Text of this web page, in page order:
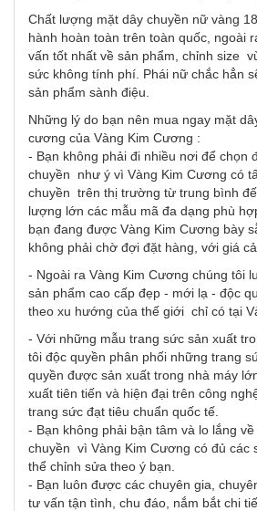
Chất lượng mặt dây chuyền nữ vàng
hành hoàn toàn trên toàn quốc, ngoài
vấn tốt nhất về sản phẩm, chỉnh size
sức không tính phí. Phái nữ chắc hẳn
sản phẩm sành điệu.
Những lý do bạn nên mua ngay mặt
cương của Vàng Kim Cương :
- Bạn không phải đi nhiều nơi để chọn
chuyền như ý vì Vàng Kim Cương có
chuyền trên thị trường từ trung bình
lượng lớn các mẫu mã đa dạng phù
bạn đang được Vàng Kim Cương bày
không phải chờ đợi đặt hàng, với giá
- Ngoài ra Vàng Kim Cương chúng tôi
sản phẩm cao cấp đẹp - mới lạ - độc
theo xu hướng của thế giới chỉ có tại
- Với những mẫu trang sức sản xuất
tôi độc quyền phân phối những trang
quyền được sản xuất trong nhà máy
xuất tiên tiến và hiện đại trên công
trang sức đạt tiêu chuẩn quốc tế.
- Bạn không phải bận tâm và lo lắng
chuyền vì Vàng Kim Cương có đủ các
thể chỉnh sửa theo ý bạn.
- Bạn luôn được các chuyên gia,
tư vấn tận tình, chu đáo, nắm bắt chi